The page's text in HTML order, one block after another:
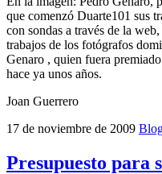
que comenzó Duarte101 sus
con sondas a través de la
trabajos de los fotógrafos
Genaro , quien fuera
hace ya unos años.
Joan Guerrero
17 de noviembre de 2009
Presupuesto para